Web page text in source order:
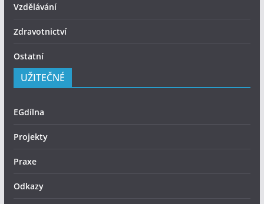
Vzdělávání
Zdravotnictví
Ostatní
UŽITEČNÉ
EGdílna
Projekty
Praxe
Odkazy